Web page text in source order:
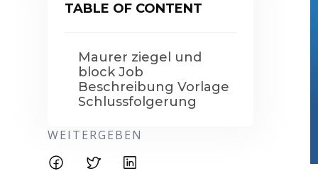
TABLE OF CONTENT
Maurer ziegel und
block Job
Beschreibung Vorlage
Schlussfolgerung
WEITERGEBEN